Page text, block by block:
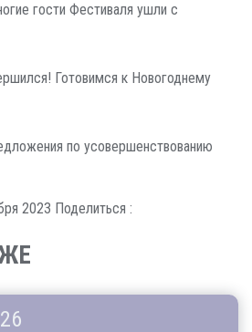
гости Фестиваля ушли с
Готовимся к Новогоднему
по усовершенствованию
2023 Поделиться :